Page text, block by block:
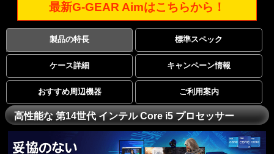
最新G-GEAR Aimはこちらから！
製品の特長 標準スペック
ケース詳細 キャンペーン情報
おすすめ周辺機器 ご利用案内
高性能な 第14世代 インテル Core i5 プロセッサー